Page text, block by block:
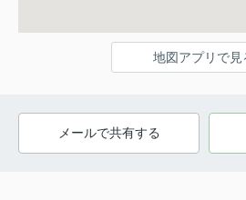
地図アプリで見
メールで共有する